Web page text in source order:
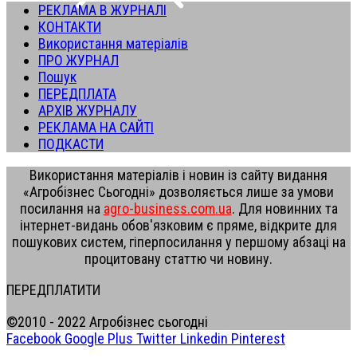
РЕКЛАМА В ЖУРНАЛІ
КОНТАКТИ
Використання матеріалів
ПРО ЖУРНАЛ
Пошук
ПЕРЕДПЛАТА
АРХІВ ЖУРНАЛУ
РЕКЛАМА НА САЙТІ
ПОДКАСТИ
Використання матеріалів і новин із сайту видання
«Агробізнес Сьогодні» дозволяється лише за умови
посилання на agro-business.com.ua. Для новинних та
інтернет-видань обов'язковим є пряме, відкрите для
пошукових систем, гіперпосилання у першому абзаці на
процитовану статтю чи новину.
ПЕРЕДПЛАТИТИ
©2010 - 2022 Агробізнес сьогодні
Facebook Google Plus Twitter Linkedin Pinterest